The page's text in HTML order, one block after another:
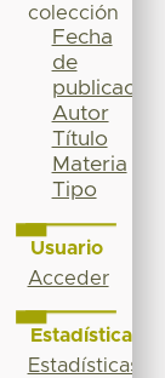
colección
Fecha
de
publicación
Autor
Título
Materia
Tipo
Usuario
Acceder
Estadísticas
Estadísticas